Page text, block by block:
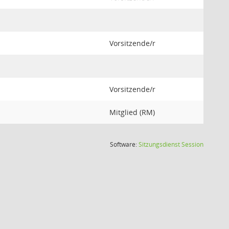
Vorsitzende/r
Vorsitzende/r
Mitglied (RM)
Software:SitzungsdienstSession(Wird in